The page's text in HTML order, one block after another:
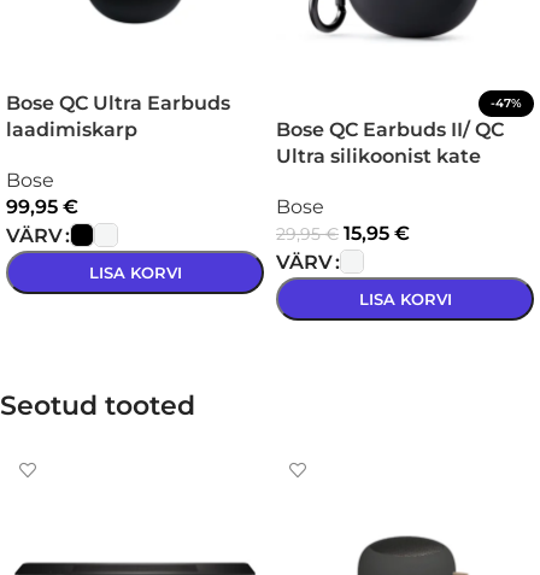
Bose QC Ultra Earbuds
laadimiskarp
Bose
99,95 €
VÄRV
LISA KORVI
-47%
Bose QC Earbuds II/ QC
Ultra silikoonist kate
Bose
29,95€ 15,95 €
VÄRV
LISA KORVI
Seotud tooted